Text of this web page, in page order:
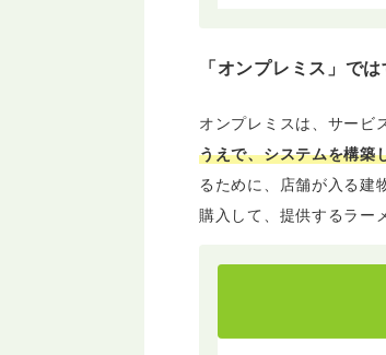
「オンプレミス」で
オンプレミスは、サービ
うえで、システムを構築
るために、店舗が入る建
購入して、提供するラー